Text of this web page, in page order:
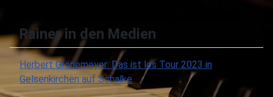
Rainer in den Medien
Herbert Grönemeyer: Das ist los Tour 2023 in
Gelsenkirchen auf Schalke